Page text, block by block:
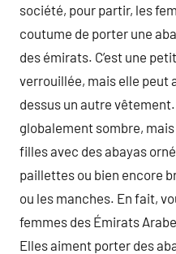
société, pour partir, les
coutume de porter une
des émirats. C’est une
verrouillée, mais elle peut
dessus un autre
globalement sombre,
filles avec des abayas
paillettes ou bien encore
ou les manches. En fait,
femmes des Émirats
Elles aiment porter des